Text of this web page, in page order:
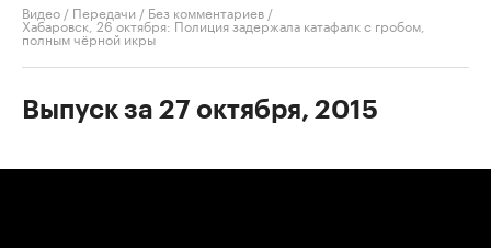
Видео / Передачи / Без комментариев /
Хабаровск, 26 октября: Полиция задержала катафалк с гробом,
полным чёрной икры
Выпуск за 27 октября, 2015